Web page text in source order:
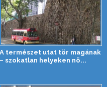
A természet utat tör magának
– szokatlan helyeken nö...